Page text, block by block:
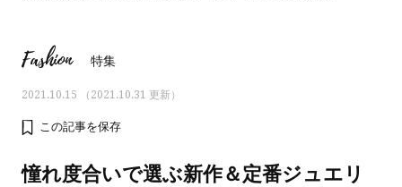
Fashion 特集
2021.10.15 （2021.10.31 更新）
この記事を保存
憧れ度合いで選ぶ新作＆定番ジュエリ